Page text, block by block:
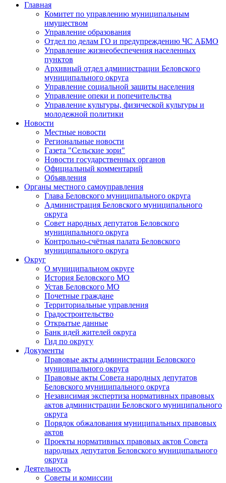
Главная
Комитет по управлению муниципальным
имуществом
Управление образования
Отдел по делам ГО и предупреждению ЧС АБМО
Управление жизнеобеспечения населенных
пунктов
Архивный отдел администрации Беловского
муниципального округа
Управление социальной защиты населения
Управление опеки и попечительства
Управление культуры, физической культуры и
молодежной политики
Новости
Местные новости
Региональные новости
Газета "Сельские зори"
Новости государственных органов
Официальный комментарий
Объявления
Органы местного самоуправления
Глава Беловского муниципального округа
Администрация Беловского муниципального
округа
Совет народных депутатов Беловского
муниципального округа
Контрольно-счётная палата Беловского
муниципального округа
Округ
О муниципальном округе
История Беловского МО
Устав Беловского МО
Почетные граждане
Территориальные управления
Градостроительство
Открытые данные
Банк идей жителей округа
Гид по округу
Документы
Правовые акты администрации Беловского
муниципального округа
Правовые акты Совета народных депутатов
Беловского муниципального округа
Независимая экспертиза нормативных правовых
актов администрации Беловского муниципального
округа
Порядок обжалования муниципальных правовых
актов
Проекты нормативных правовых актов Совета
народных депутатов Беловского муниципального
округа
Деятельность
Советы и комиссии